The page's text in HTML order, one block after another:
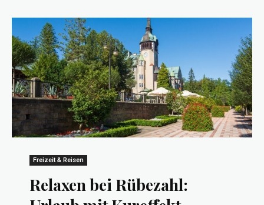
Freizeit & Reisen
Relaxen bei Rübezahl: